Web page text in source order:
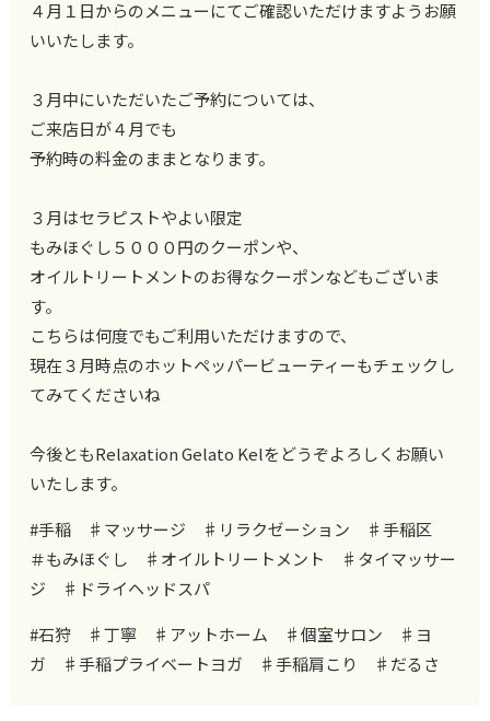
４月１日からのメニューにてご確認いただけますようお願
いいたします。
３月中にいただいたご予約については、
ご来店日が４月でも
予約時の料金のままとなります。
３月はセラピストやよい限定
もみほぐし５０００円のクーポンや、
オイルトリートメントのお得なクーポンなどもございま
す。
こちらは何度でもご利用いただけますので、
現在３月時点のホットペッパービューティーもチェックし
てみてくださいね
今後ともRelaxation Gelato Kelをどうぞよろしくお願い
いたします。
#手稲 ♯マッサージ ♯リラクゼーション ♯手稲区
＃もみほぐし ♯オイルトリートメント ♯タイマッサー
ジ ♯ドライヘッドスパ
#石狩 ♯丁寧 ♯アットホーム ♯個室サロン ♯ヨ
ガ ♯手稲プライベートヨガ ♯手稲肩こり ♯だるさ